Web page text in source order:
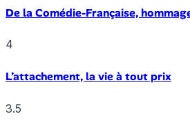
De la Comédie-Française,
4
L’attachement, la vie à tout prix
3.5